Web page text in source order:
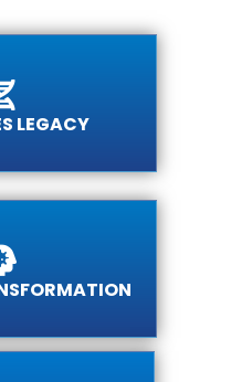
LEGACY